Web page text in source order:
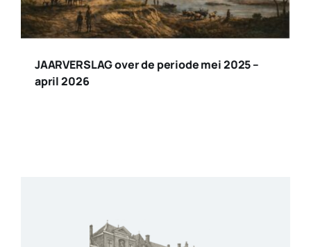
JAARVERSLAG over de periode mei 2025 –
april 2026